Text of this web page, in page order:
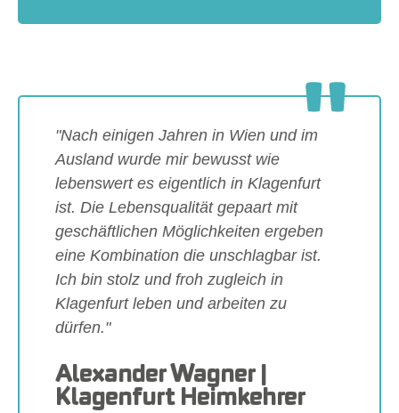
"Nach einigen Jahren in Wien und im
Ausland wurde mir bewusst wie
lebenswert es eigentlich in Klagenfurt
ist. Die Lebensqualität gepaart mit
geschäftlichen Möglichkeiten ergeben
eine Kombination die unschlagbar ist.
Ich bin stolz und froh zugleich in
Klagenfurt leben und arbeiten zu
dürfen."
Alexander Wagner |
Klagenfurt Heimkehrer